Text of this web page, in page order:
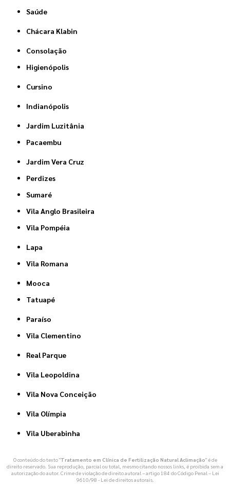
Saúde
Chácara Klabin
Consolação
Higienópolis
Cursino
Indianópolis
Jardim Luzitânia
Pacaembu
Jardim Vera Cruz
Perdizes
Sumaré
Vila Anglo Brasileira
Vila Pompéia
Lapa
Vila Romana
Mooca
Tatuapé
Paraíso
Vila Clementino
Real Parque
Vila Leopoldina
Vila Nova Conceição
Vila Olímpia
Vila Uberabinha
O conteúdo do texto "Tratamento em Clínica de Fertilização Natural Aclimação" é de
direito reservado. Sua reprodução, parcial ou total, mesmo citando nossos links, é proibida sem a
autorização do autor. Crime de violação de direito autoral – artigo 184 do Código Penal – Lei
9610/98 - Lei de direitos autorais.